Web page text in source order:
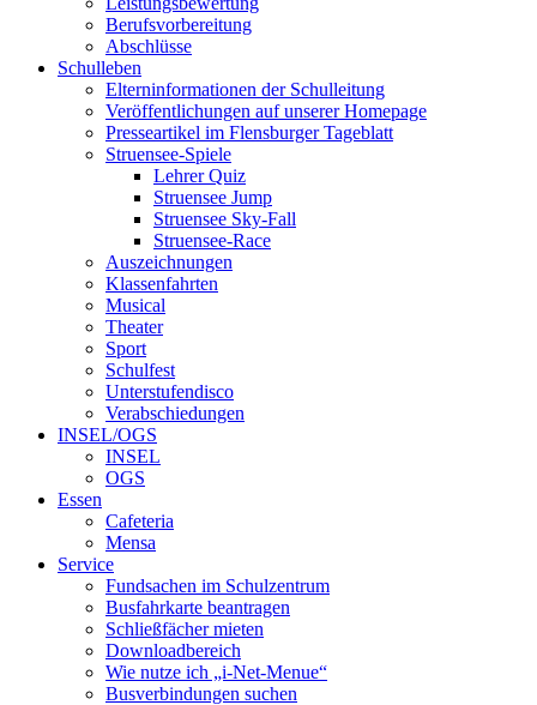
Berufsvorbereitung
Abschlüsse
Schulleben
Elterninformationen der Schulleitung
Veröffentlichungen auf unserer Homepage
Presseartikel im Flensburger Tageblatt
Struensee-Spiele
Lehrer Quiz
Struensee Jump
Struensee Sky-Fall
Struensee-Race
Auszeichnungen
Klassenfahrten
Musical
Theater
Sport
Schulfest
Unterstufendisco
Verabschiedungen
INSEL/OGS
INSEL
OGS
Essen
Cafeteria
Mensa
Service
Fundsachen im Schulzentrum
Busfahrkarte beantragen
Schließfächer mieten
Downloadbereich
Wie nutze ich „i-Net-Menue“
Busverbindungen suchen